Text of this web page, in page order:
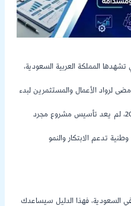
المملكة العربية السعودية،
لرواد الأعمال والمستثمرين لبدء
مشاريعهم الخاصة. ومع إطلاق رؤية 2030، لم يعد تأسيس مشروع مجرد
تدعم الابتكار والنمو
السعودية، فهذا الدليل سيساعدك